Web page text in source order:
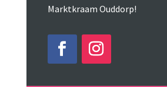
Marktkraam Ouddorp!